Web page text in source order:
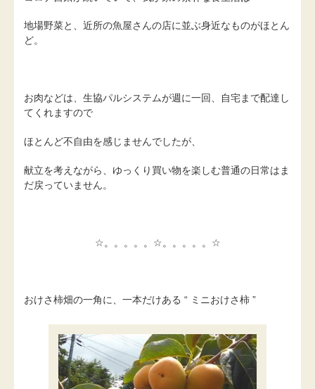
地場野菜と、近所の魚屋さんの店に並ぶ身近なものがほとん
ど。
お肉などは、生協パルシステムが週に一回、自宅まで配達し
てくれますので
ほとんど不自由を感じませんでしたが、
献立を考えながら、ゆっくり買い物を楽しむ普通の日常はま
だ戻っていません。
☆。。。。。☆。。。。。☆
おけさ柿畑の一角に、一本だけある “ ミニおけさ柿 ”